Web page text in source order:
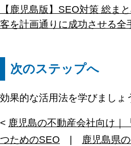
【鹿児島版】SEO対策 総ま
客を計画通りに成功させる全
次のステップへ
効果的な活用法を学びましょ
< 鹿児島の不動産会社向け｜
つためのSEO
鹿児島県